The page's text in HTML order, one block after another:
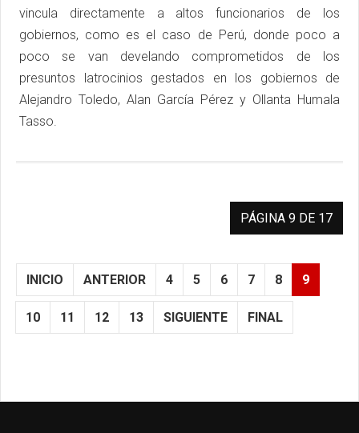
vincula directamente a altos funcionarios de los
gobiernos, como es el caso de Perú, donde poco a
poco se van develando comprometidos de los
presuntos latrocinios gestados en los gobiernos de
Alejandro Toledo, Alan García Pérez y Ollanta Humala
Tasso.
PÁGINA 9 DE 17
INICIO ANTERIOR 4 5 6 7 8 9
10 11 12 13 SIGUIENTE FINAL